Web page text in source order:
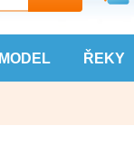
MODEL ŘEKY